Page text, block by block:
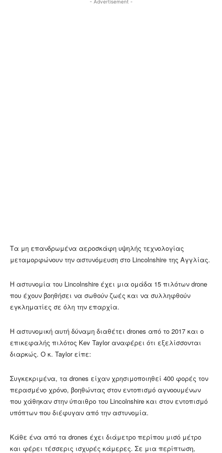
- Advertisement -
Τα μη επανδρωμένα αεροσκάφη υψηλής τεχνολογίας
μεταμορφώνουν την αστυνόμευση στο Lincolnshire της Αγγλίας.
Η αστυνομία του Lincolnshire έχει μια ομάδα 15 πιλότων drone
που έχουν βοηθήσει να σωθούν ζωές και να συλληφθούν
εγκληματίες σε όλη την επαρχία.
Η αστυνομική αυτή δύναμη διαθέτει drones από το 2017 και ο
επικεφαλής πιλότος Kev Taylor αναφέρει ότι εξελίσσονται
διαρκώς. Ο κ. Taylor είπε:
Συγκεκριμένα, τα drones είχαν χρησιμοποιηθεί 400 φορές τον
περασμένο χρόνο, βοηθώντας στον εντοπισμό αγνοουμένων
που χάθηκαν στην ύπαιθρο του Lincolnshire και στον εντοπισμό
υπόπτων που διέφυγαν από την αστυνομία.
Κάθε ένα από τα drones έχει διάμετρο περίπου μισό μέτρο
και φέρει τέσσερις ισχυρές κάμερες. Σε μια περίπτωση,